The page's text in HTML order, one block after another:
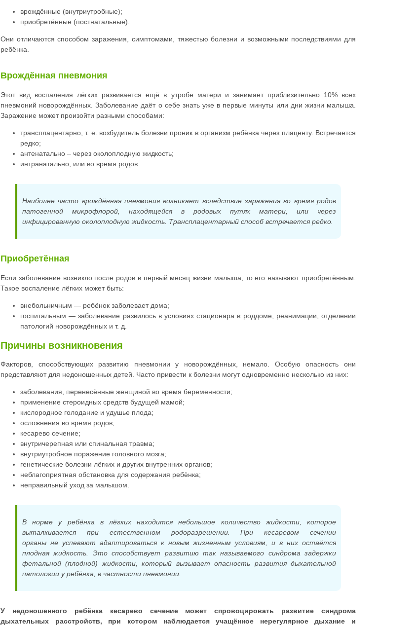
врождённые (внутриутробные);
приобретённые (постнатальные).
Они отличаются способом заражения, симптомами, тяжестью болезни и возможными последствиями для
ребёнка.
Врождённая пневмония
Этот вид воспаления лёгких развивается ещё в утробе матери и занимает приблизительно 10% всех
пневмоний новорождённых. Заболевание даёт о себе знать уже в первые минуты или дни жизни малыша.
Заражение может произойти разными способами:
трансплацентарно, т. е. возбудитель болезни проник в организм ребёнка через плаценту. Встречается
редко;
антенатально – через околоплодную жидкость;
интранатально, или во время родов.
Наиболее часто врождённая пневмония возникает вследствие заражения во время родов
патогенной микрофлорой, находящейся в родовых путях матери, или через
инфицированную околоплодную жидкость. Трансплацентарный способ встречается редко.
Приобретённая
Если заболевание возникло после родов в первый месяц жизни малыша, то его называют приобретённым.
Такое воспаление лёгких может быть:
внебольничным — ребёнок заболевает дома;
госпитальным — заболевание развилось в условиях стационара в роддоме, реанимации, отделении
патологий новорождённых и т. д.
Причины возникновения
Факторов, способствующих развитию пневмонии у новорождённых, немало. Особую опасность они
представляют для недоношенных детей. Часто привести к болезни могут одновременно несколько из них:
заболевания, перенесённые женщиной во время беременности;
применение стероидных средств будущей мамой;
кислородное голодание и удушье плода;
осложнения во время родов;
кесарево сечение;
внутричерепная или спинальная травма;
внутриутробное поражение головного мозга;
генетические болезни лёгких и других внутренних органов;
неблагоприятная обстановка для содержания ребёнка;
неправильный уход за малышом.
В норме у ребёнка в лёгких находится небольшое количество жидкости, которое
выталкивается при естественном родоразрешении. При кесаревом сечении
органы не успевают адаптироваться к новым жизненным условиям, и в них остаётся
плодная жидкость. Это способствует развитию так называемого синдрома задержки
фетальной (плодной) жидкости, который вызывает опасность развития дыхательной
патологии у ребёнка, в частности пневмонии.
У недоношенного ребёнка кесарево сечение может спровоцировать развитие синдрома
дыхательных расстройств, при котором наблюдается учащённое нерегулярное дыхание и